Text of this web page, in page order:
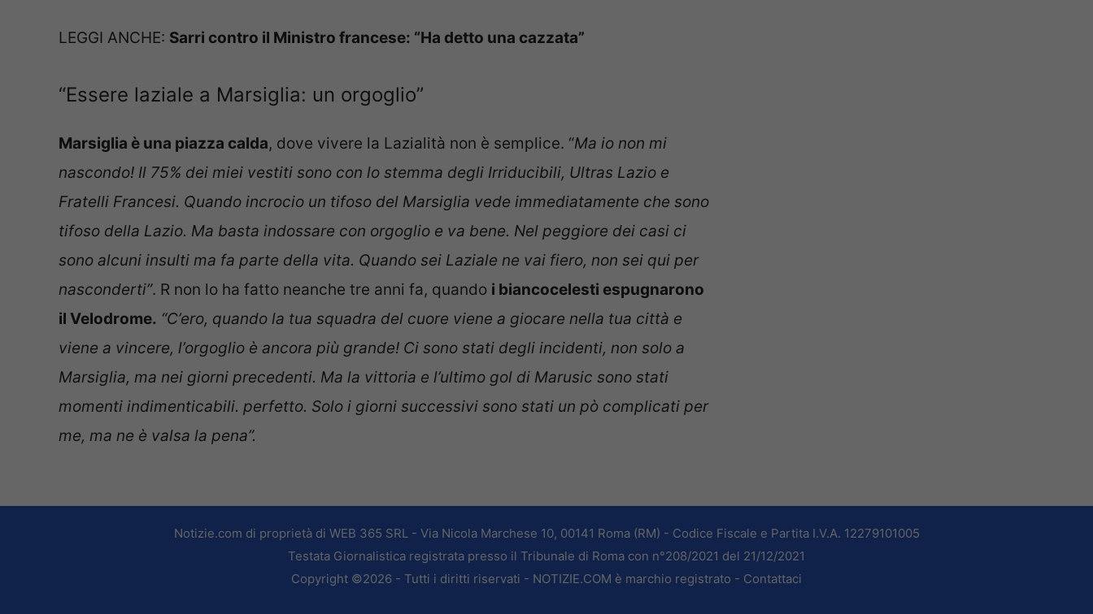
LEGGI ANCHE: Sarri contro il Ministro francese: “Ha detto una cazzata”
“Essere laziale a Marsiglia: un orgoglio”
Marsiglia è una piazza calda, dove vivere la Lazialità non è semplice. “Ma io non mi
nascondo! Il 75% dei miei vestiti sono con lo stemma degli Irriducibili, Ultras Lazio e
Fratelli Francesi. Quando incrocio un tifoso del Marsiglia vede immediatamente che sono
tifoso della Lazio. Ma basta indossare con orgoglio e va bene. Nel peggiore dei casi ci
sono alcuni insulti ma fa parte della vita. Quando sei Laziale ne vai fiero, non sei qui per
nasconderti”. R non lo ha fatto neanche tre anni fa, quando i biancocelesti espugnarono
il Velodrome. “C’ero, quando la tua squadra del cuore viene a giocare nella tua città e
viene a vincere, l’orgoglio è ancora più grande! Ci sono stati degli incidenti, non solo a
Marsiglia, ma nei giorni precedenti. Ma la vittoria e l’ultimo gol di Marusic sono stati
momenti indimenticabili. perfetto. Solo i giorni successivi sono stati un pò complicati per
me, ma ne è valsa la pena”.
Notizie.com di proprietà di WEB 365 SRL - Via Nicola Marchese 10, 00141 Roma (RM) - Codice Fiscale e Partita I.V.A. 12279101005
Testata Giornalistica registrata presso il Tribunale di Roma con n°208/2021 del 21/12/2021
Copyright ©2026 - Tutti i diritti riservati - NOTIZIE.COM è marchio registrato - Contattaci